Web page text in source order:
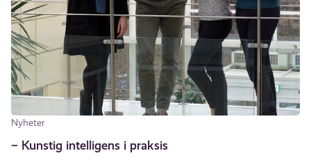
Nyheter
– Kunstig intelligens i praksis